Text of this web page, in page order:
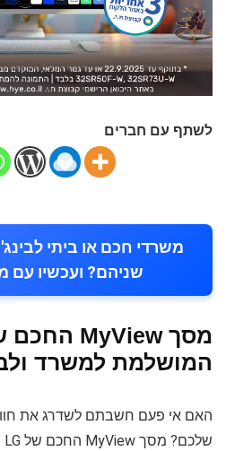
לשתף עם חברים
משרדי חכם או ביתי
שניהם? ועכשיו עם
המושלמת למשרד
האם אי פעם חשבתם לשדרג את